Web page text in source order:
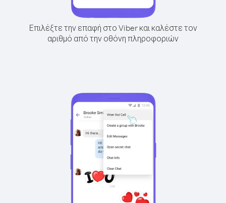
Επιλέξτε την επαφή στο Viber και καλέστε τον
αριθμό από την οθόνη πληροφοριών